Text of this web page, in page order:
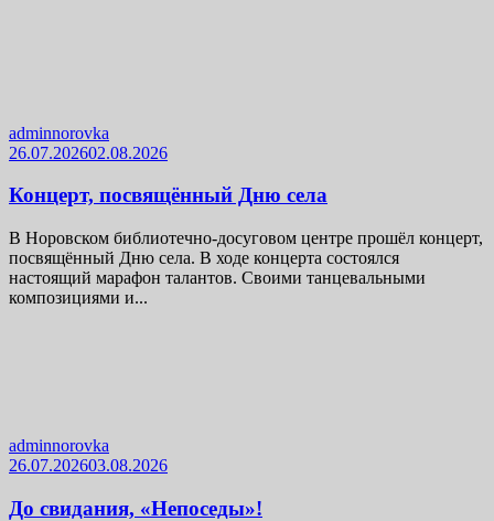
adminnorovka
26.07.202602.08.2026
Концерт, посвящённый Дню села
В Норовском библиотечно-досуговом центре прошёл концерт,
посвящённый Дню села. В ходе концерта состоялся
настоящий марафон талантов. Своими танцевальными
композициями и...
adminnorovka
26.07.202603.08.2026
До свидания, «Непоседы»!